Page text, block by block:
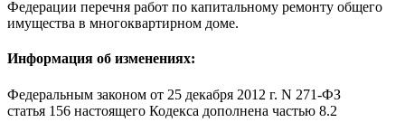
Федерации перечня работ по капитальному ремонту общего
имущества в многоквартирном доме.
Информация об изменениях:
Федеральным законом от 25 декабря 2012 г. N 271-ФЗ
статья 156 настоящего Кодекса дополнена частью 8.2